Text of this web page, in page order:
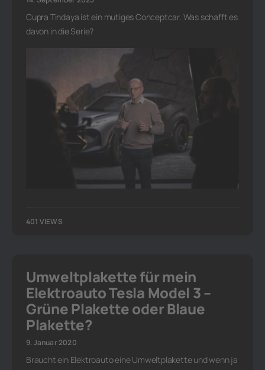
Cupra Tindaya ist ein mutiges Conceptcar. Was schafft es
davon in die Serie?
401 VIEWS
Umweltplakette für mein
Elektroauto Tesla Model 3 –
Grüne Plakette oder Blaue
Plakette?
9. Januar 2020
Braucht ein Elektroauto eine Umweltplakette und wenn ja